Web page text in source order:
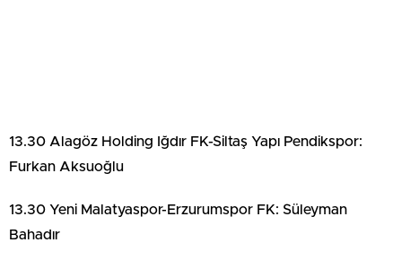
13.30 Alagöz Holding Iğdır FK-Siltaş Yapı Pendikspor:
Furkan Aksuoğlu
13.30 Yeni Malatyaspor-Erzurumspor FK: Süleyman
Bahadır